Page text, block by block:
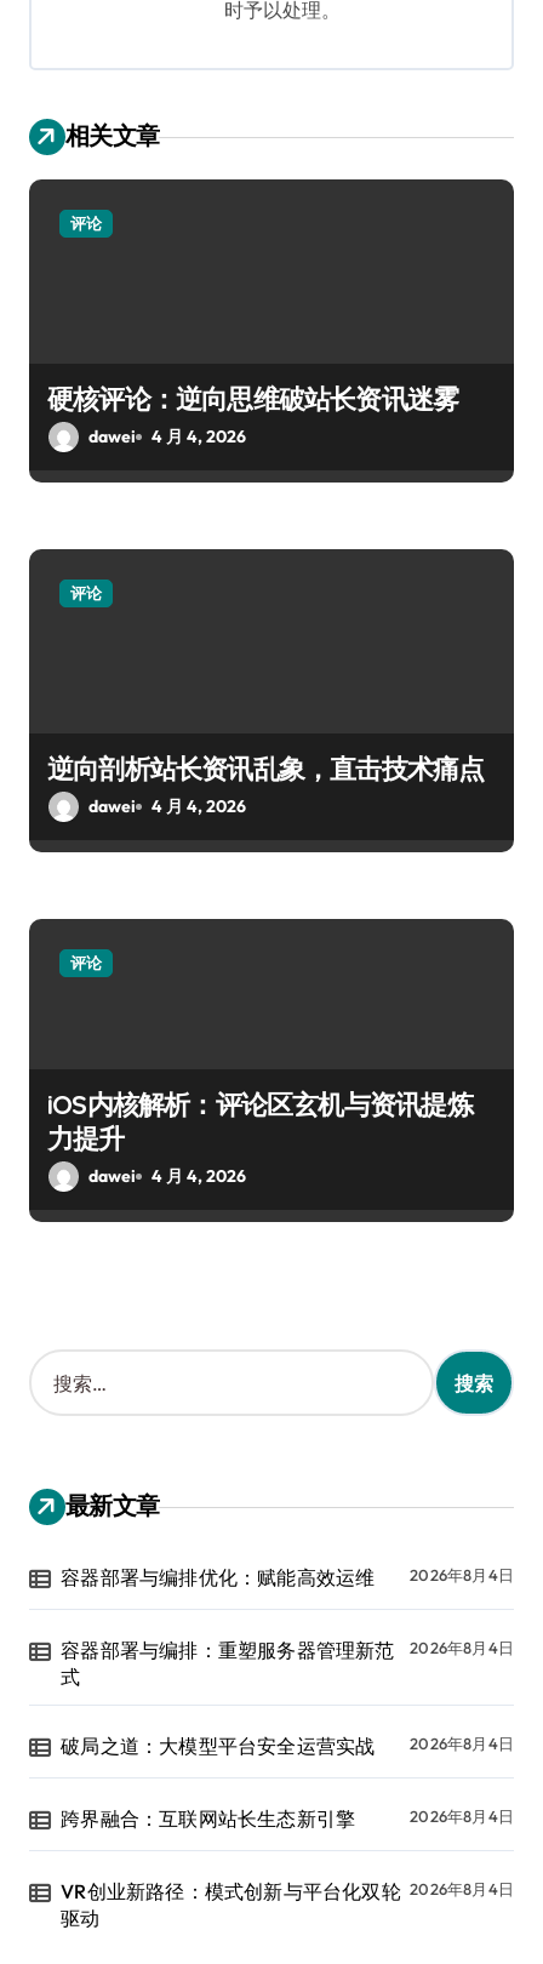
时予以处理。
相关文章
评论
硬核评论：逆向思维破站长资讯迷雾
dawei 4 月 4, 2026
评论
逆向剖析站长资讯乱象，直击技术痛点
dawei 4 月 4, 2026
评论
iOS内核解析：评论区玄机与资讯提炼
力提升
dawei 4 月 4, 2026
搜
索
：
最新文章
容器部署与编排优化：赋能高效运维 2026年8月4日
容器部署与编排：重塑服务器管理新范
式
2026年8月4日
破局之道：大模型平台安全运营实战 2026年8月4日
跨界融合：互联网站长生态新引擎 2026年8月4日
VR创业新路径：模式创新与平台化双轮
驱动
2026年8月4日